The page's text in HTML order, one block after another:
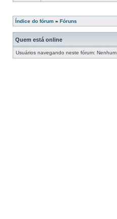
Índice do fórum » Fóruns
Quem está online
Usuários navegando neste fórum: